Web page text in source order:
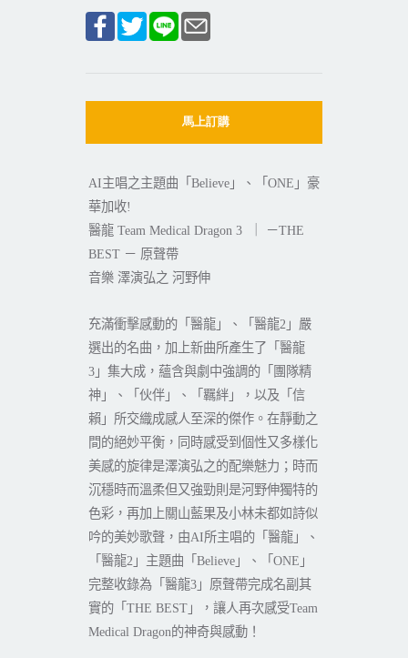
馬上訂購
AI主唱之主題曲 「Believe」、「ONE 」豪
華加收!
醫龍 Team Medical Dragon 3 －THE
BEST － 原聲帶
音樂 澤演弘之 河野伸
充滿衝擊感動的「醫龍」、「醫龍2」嚴
選出的名曲，加上新曲所產生了「醫龍
3」集大成，蘊含與劇中強調的「團隊精
神」、「伙伴」、「羈絆」，以及「信
賴」所交織成感人至深的傑作。在靜動之
間的絕妙平衡，同時感受到個性又多樣化
美感的旋律是澤演弘之的配樂魅力；時而
沉穩時而溫柔但又強勁則是河野伸獨特的
色彩，再加上關山藍果及小林未都如詩似
吟的美妙歌聲，由AI所主唱的「醫龍」、
「醫龍2」主題曲「Believe」、「ONE 」
完整收錄為「醫龍3」原聲帶完成名副其
實的「THE BEST」，讓人再次感受Team
Medical Dragon的神奇與感動！